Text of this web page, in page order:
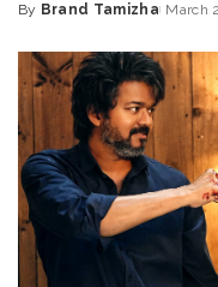
Posted
By Brand Tamizha March